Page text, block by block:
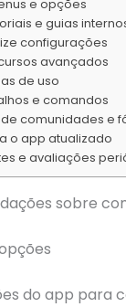
e opções
e guias
configurações
avançados
de uso
e comandos
comunidades e
o app atualizado
e avaliações
sobre
do app para